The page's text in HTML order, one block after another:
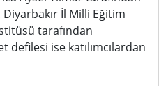
İl Milli Eğitim
tarafından
defilesi ise katılımcılardan